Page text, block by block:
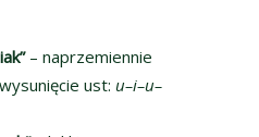
– naprzemiennie
ust: u–i–u–